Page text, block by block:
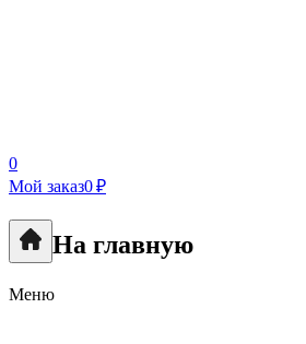
0
Мой заказ0 ₽
На главную
Меню